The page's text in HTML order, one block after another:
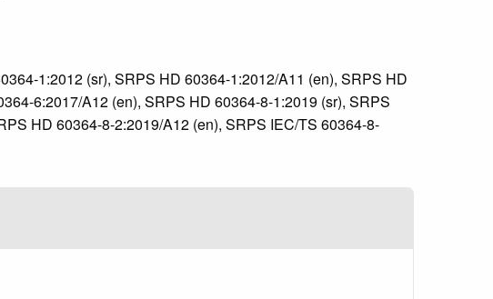
1:2012 (sr), SRPS HD 60364-1:2012/A11 (en), SRPS HD
6:2017/A12 (en), SRPS HD 60364-8-1:2019 (sr), SRPS
HD 60364-8-2:2019/A12 (en), SRPS IEC/TS 60364-8-